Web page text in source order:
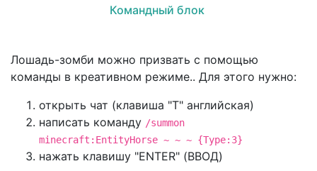
Командный блок
Лошадь-зомби можно призвать с помощью
команды в креативном режиме.. Для этого нужно:
открыть чат (клавиша "T" английская)
написать команду /summon
minecraft:EntityHorse ~ ~ ~ {Type:3}
нажать клавишу "ENTER" (ВВОД)